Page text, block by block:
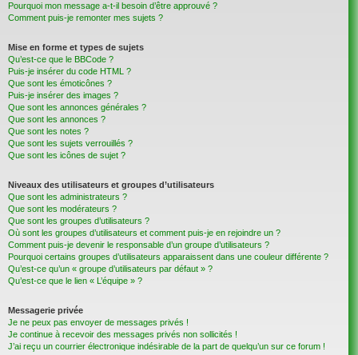
Pourquoi mon message a-t-il besoin d’être approuvé ?
Comment puis-je remonter mes sujets ?
Mise en forme et types de sujets
Qu’est-ce que le BBCode ?
Puis-je insérer du code HTML ?
Que sont les émoticônes ?
Puis-je insérer des images ?
Que sont les annonces générales ?
Que sont les annonces ?
Que sont les notes ?
Que sont les sujets verrouillés ?
Que sont les icônes de sujet ?
Niveaux des utilisateurs et groupes d’utilisateurs
Que sont les administrateurs ?
Que sont les modérateurs ?
Que sont les groupes d’utilisateurs ?
Où sont les groupes d’utilisateurs et comment puis-je en rejoindre un ?
Comment puis-je devenir le responsable d’un groupe d’utilisateurs ?
Pourquoi certains groupes d’utilisateurs apparaissent dans une couleur différente ?
Qu’est-ce qu’un « groupe d’utilisateurs par défaut » ?
Qu’est-ce que le lien « L’équipe » ?
Messagerie privée
Je ne peux pas envoyer de messages privés !
Je continue à recevoir des messages privés non sollicités !
J’ai reçu un courrier électronique indésirable de la part de quelqu’un sur ce forum !